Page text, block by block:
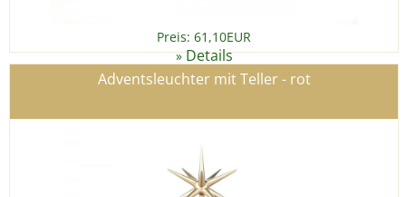
Preis: 61,10EUR
»Details
Adventsleuchter mit Teller - rot